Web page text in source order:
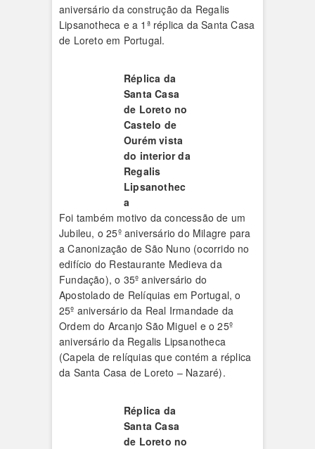
aniversário da construção da Regalis
Lipsanotheca e a 1ª réplica da Santa Casa
de Loreto em Portugal.
Réplica da
Santa Casa
de Loreto no
Castelo de
Ourém vista
do interior da
Regalis
Lipsanothec
a
Foi também motivo da concessão de um
Jubileu, o 25º aniversário do Milagre para
a Canonização de São Nuno (ocorrido no
edifício do Restaurante Medieva da
Fundação), o 35º aniversário do
Apostolado de Relíquias em Portugal, o
25º aniversário da Real Irmandade da
Ordem do Arcanjo São Miguel e o 25º
aniversário da Regalis Lipsanotheca
(Capela de relíquias que contém a réplica
da Santa Casa de Loreto – Nazaré).
Réplica da
Santa Casa
de Loreto no